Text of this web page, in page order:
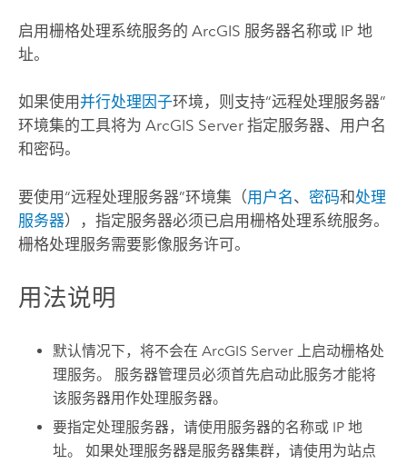
启用栅格处理系统服务的 ArcGIS 服务器名称或 IP 地
址。
如果使用并行处理因子环境，则支持“远程处理服务器”
环境集的工具将为 ArcGIS Server指定服务器、用户名
和密码。
要使用“远程处理服务器”环境集（用户名、 密码和处理
服务器），指定服务器必须已启用栅格处理系统服务。
栅格处理服务需要影像服务许可。
用法说明
默认情况下，将不会在ArcGIS Server 上启动栅格处
理服务。 服务器管理员必须首先启动此服务才能将
该服务器用作处理服务器。
要指定处理服务器，请使用服务器的名称或 IP 地
址。 如果处理服务器是服务器集群，请使用为站点